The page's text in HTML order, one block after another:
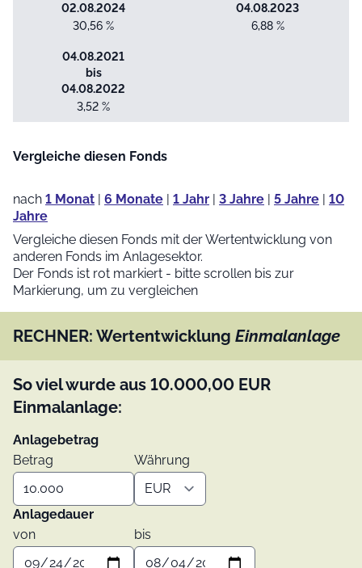
02.08.2024
30,56 %
04.08.2023
6,88 %
04.08.2021
bis
04.08.2022
3,52 %
Vergleiche diesen Fonds
nach 1 Monat | 6 Monate | 1 Jahr | 3 Jahre | 5 Jahre | 10
Jahre
Vergleiche diesen Fonds mit der Wertentwicklung von
anderen Fonds im Anlagesektor.
Der Fonds ist rot markiert - bitte scrollen bis zur
Markierung, um zu vergleichen
RECHNER: Wertentwicklung Einmalanlage
So viel wurde aus 10.000,00 EUR
Einmalanlage:
Anlagebetrag
Betrag
Währung
Anlagedauer
von
bis